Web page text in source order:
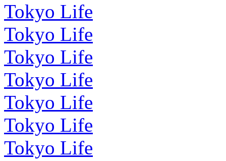
Tokyo Life
Tokyo Life
Tokyo Life
Tokyo Life
Tokyo Life
Tokyo Life
Tokyo Life